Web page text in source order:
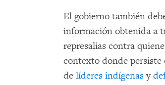
El gobierno también
información obtenida a
represalias contra
contexto donde
de líderes indígenasy